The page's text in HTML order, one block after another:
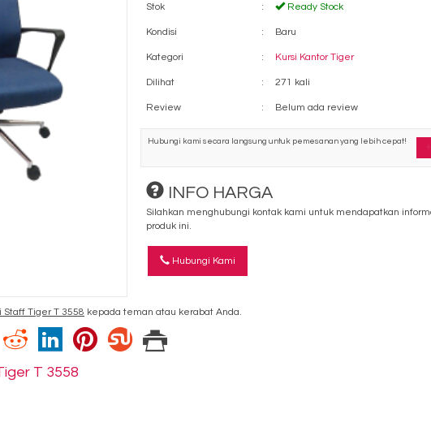
Stok : Ready Stock
Kondisi : Baru
Kategori : Kursi Kantor Tiger
Dilihat : 271 kali
Review : Belum ada review
Hubungi kami secara langsung untuk pemesanan yang lebih cepat!
INFO HARGA
Silahkan menghubungi kontak kami untuk mendapatkan
produk ini.
Hubungi Kami
Staff Tiger T 3558 kepada teman atau kerabat Anda.
T 3558